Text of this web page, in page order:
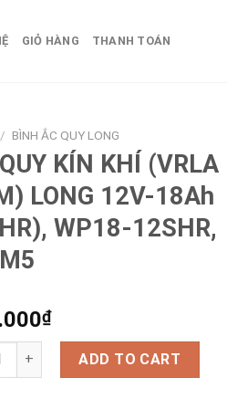
GIỎ HÀNG THANH TOÁN
/ BÌNH ẮC QUY LONG
KÍN KHÍ (VRLA
LONG 12V-18Ah
WP18-12SHR,
₫
KÍN KHÍ (VRLA AGM) LONG 12V-
ADD TO CART